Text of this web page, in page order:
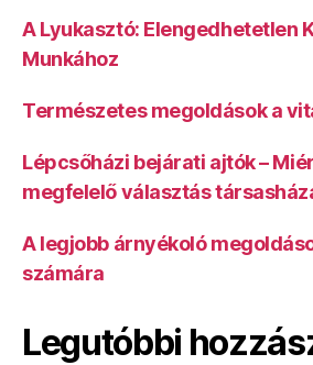
A Lyukasztó: Elengedhetetlen
Munkához
Természetes megoldások a
Lépcsőházi bejárati ajtók –
megfelelő választás
A legjobb árnyékoló
számára
Legutóbbi